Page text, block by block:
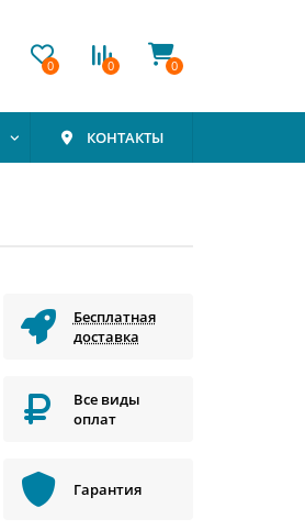
0 0 0
КОНТАКТЫ
Бесплатная
доставка
Все виды
оплат
Гарантия